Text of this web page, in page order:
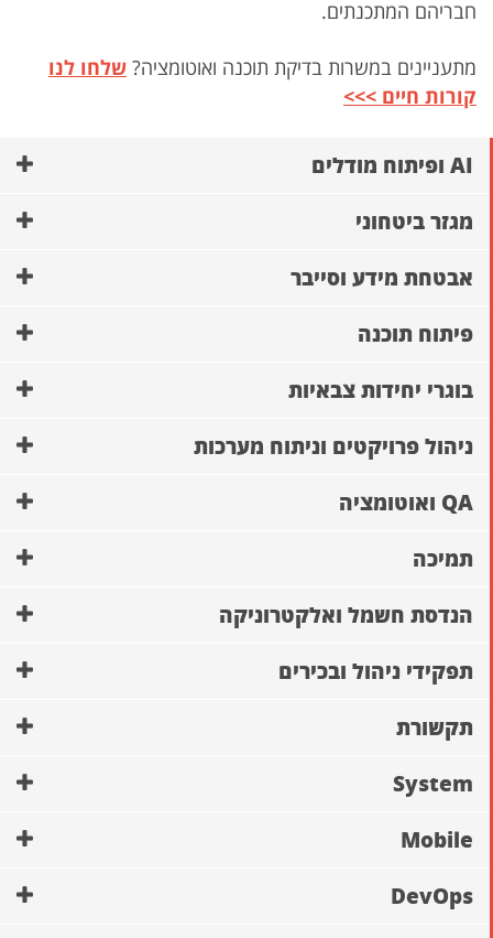
חבריהם המתכנתים.
מתעניינים במשרות בדיקת תוכנה ואוטומציה? שלחו לנו
קורות חיים >>>
AI ופיתוח מודלים
מגזר ביטחוני
אבטחת מידע וסייבר
פיתוח תוכנה
בוגרי יחידות צבאיות
ניהול פרויקטים וניתוח מערכות
QA ואוטומציה
תמיכה
הנדסת חשמל ואלקטרוניקה
תפקידי ניהול ובכירים
תקשורת
System
Mobile
DevOps